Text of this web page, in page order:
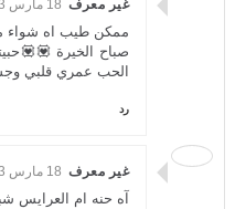
غير معرف 18 مارس 2023 في 4:30 م
ممكن طيب اه شواء
صباح الخيرة
الحب عمري قلبي
رد
غير معرف 18 مارس 2023 في 4:33 م
آه حنه ام العرايس